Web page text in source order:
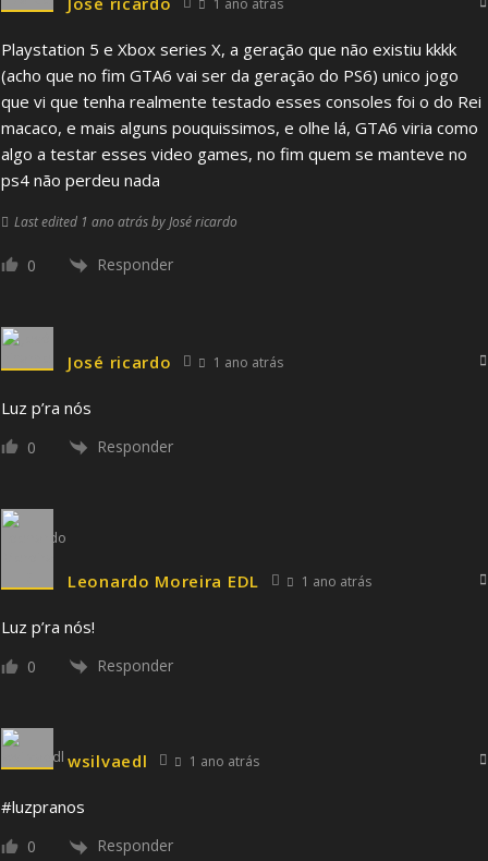
Playstation 5 e Xbox series X, a geração que não existiu kkkk
(acho que no fim GTA6 vai ser da geração do PS6) unico jogo
que vi que tenha realmente testado esses consoles foi o do Rei
macaco, e mais alguns pouquissimos, e olhe lá, GTA6 viria como
algo a testar esses video games, no fim quem se manteve no
ps4 não perdeu nada
Last edited 1 ano atrás by José ricardo
0 Responder
José ricardo 1 ano atrás
Luz p’ra nós
0 Responder
Leonardo Moreira EDL 1 ano atrás
Luz p’ra nós!
0 Responder
wsilvaedl 1 ano atrás
#luzpranos
0 Responder